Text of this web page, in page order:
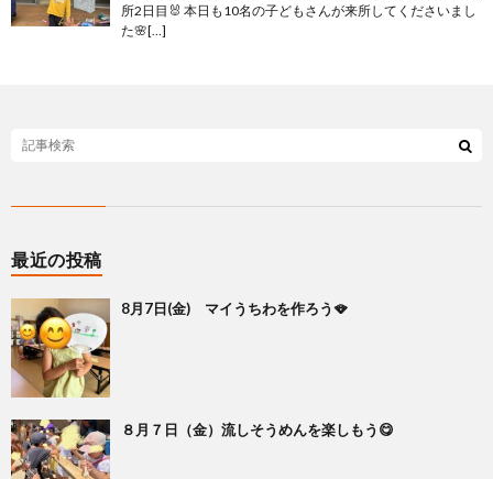
所2日目🐰 本日も10名の子どもさんが来所してくださいまし
た🌸[…]
最近の投稿
8月7日(金) マイうちわを作ろう🪭
８月７日（金）流しそうめんを楽しもう😋